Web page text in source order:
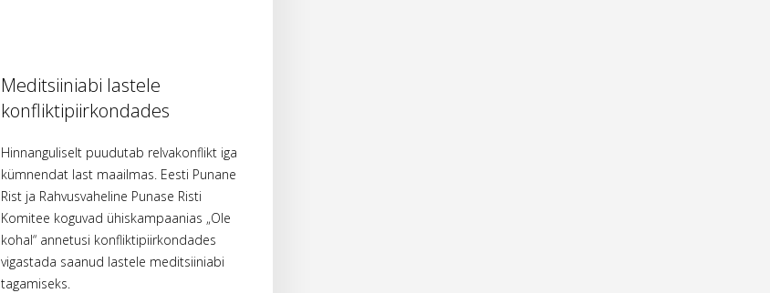
Meditsiiniabi lastele
konfliktipiirkondades
Hinnanguliselt puudutab relvakonflikt iga
kümnendat last maailmas. Eesti Punane
Rist ja Rahvusvaheline Punase Risti
Komitee koguvad ühiskampaanias „Ole
kohal“ annetusi konfliktipiirkondades
vigastada saanud lastele meditsiiniabi
tagamiseks.